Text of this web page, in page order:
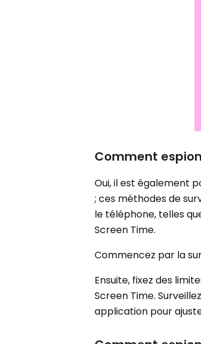
Comment
Oui, il est également
; ces méthodes de
le téléphone, telles
Screen Time.
Commencez par la
Ensuite, fixez des
Screen Time.
application pour